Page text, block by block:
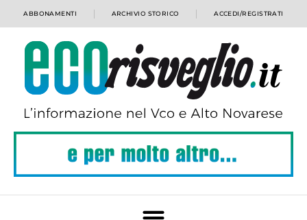
ABBONAMENTI ARCHIVIO STORICO ACCEDI/REGISTRATI